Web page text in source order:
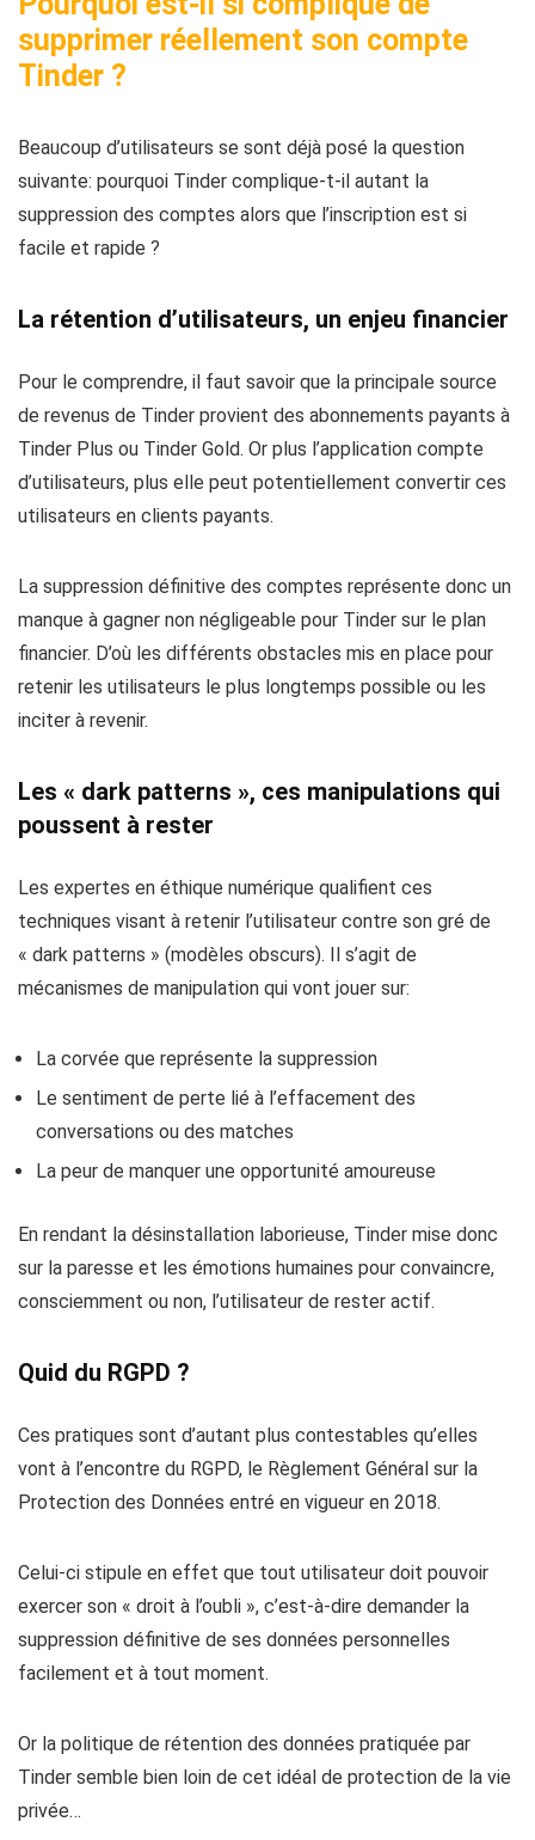
supprimer réellement son compte
Tinder ?
Beaucoup d’utilisateurs se sont déjà posé la question
suivante: pourquoi Tinder complique-t-il autant la
suppression des comptes alors que l’inscription est si
facile et rapide ?
La rétention d’utilisateurs, un enjeu financier
Pour le comprendre, il faut savoir que la principale source
de revenus de Tinder provient des abonnements payants à
Tinder Plus ou Tinder Gold. Or plus l’application compte
d’utilisateurs, plus elle peut potentiellement convertir ces
utilisateurs en clients payants.
La suppression définitive des comptes représente donc un
manque à gagner non négligeable pour Tinder sur le plan
financier. D’où les différents obstacles mis en place pour
retenir les utilisateurs le plus longtemps possible ou les
inciter à revenir.
Les « dark patterns », ces manipulations qui
poussent à rester
Les expertes en éthique numérique qualifient ces
techniques visant à retenir l’utilisateur contre son gré de
« dark patterns » (modèles obscurs). Il s’agit de
mécanismes de manipulation qui vont jouer sur:
La corvée que représente la suppression
Le sentiment de perte lié à l’effacement des
conversations ou des matches
La peur de manquer une opportunité amoureuse
En rendant la désinstallation laborieuse, Tinder mise donc
sur la paresse et les émotions humaines pour convaincre,
consciemment ou non, l’utilisateur de rester actif.
Quid du RGPD ?
Ces pratiques sont d’autant plus contestables qu’elles
vont à l’encontre du RGPD, le Règlement Général sur la
Protection des Données entré en vigueur en 2018.
Celui-ci stipule en effet que tout utilisateur doit pouvoir
exercer son « droit à l’oubli », c’est-à-dire demander la
suppression définitive de ses données personnelles
facilement et à tout moment.
Or la politique de rétention des données pratiquée par
Tinder semble bien loin de cet idéal de protection de la vie
privée…